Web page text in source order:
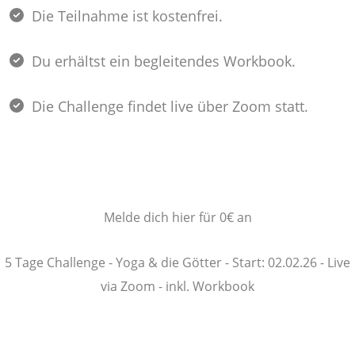
Die Teilnahme ist kostenfrei.
Du erhältst ein begleitendes Workbook.
Die Challenge findet live über Zoom statt.
Melde dich hier für 0€ an
5 Tage Challenge - Yoga & die Götter - Start: 02.02.26 - Live
via Zoom - inkl. Workbook